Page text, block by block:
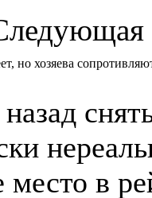
но хозяева
место в